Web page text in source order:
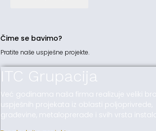
Čime se bavimo?
Pratite naše uspješne projekte.
ITC Grupacija
Već godinama naša firma realizuje veliki
uspješnih projekata iz oblasti poljoprivrede,
građevine, metaloprerade i svih vrsta